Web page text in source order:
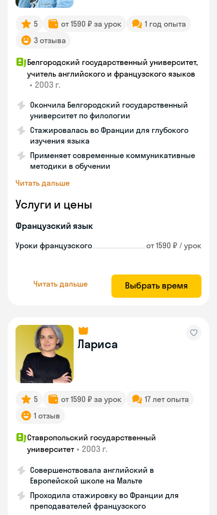
5 от 1590 ₽ за урок
1 год опыта
3 отзыва
Белгородский государственный университет,
учитель английского и французского языков
• 2003 г.
Окончила Белгородский государственный
университет по филологии
Стажировалась во Франции для глубокого
изучения языка
Применяет современные коммуникативные
методики в обучении
Читать дальше
Услуги и цены
Французский язык
Уроки французского от 1590 ₽ / урок
Читать дальше Выбрать время
Лариса
5 от 1590 ₽ за урок
17 лет опыта
1 отзыв
Ставропольский государственный
университет • 2003 г.
Совершенствовала английский в
Европейской школе на Мальте
Проходила стажировку во Франции для
преподавателей французского